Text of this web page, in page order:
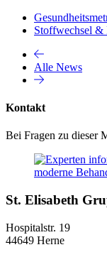
Stoffwechsel &
Alle News
Kontakt
Bei Fragen zu dieser
St. Elisabeth
Hospitalstr. 19
44649 Herne